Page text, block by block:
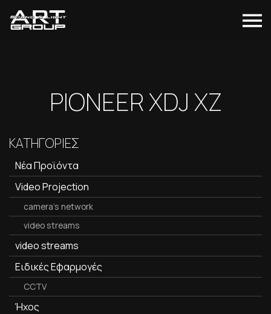
PIONEER XDJ XZ
ΚΑΤΗΓΟΡΙΕΣ
Νέα Προϊόντα
Video Projection
camera's network
video streams
video streams
Ειδικές Εφαρμογές
CCTV
Ήχος